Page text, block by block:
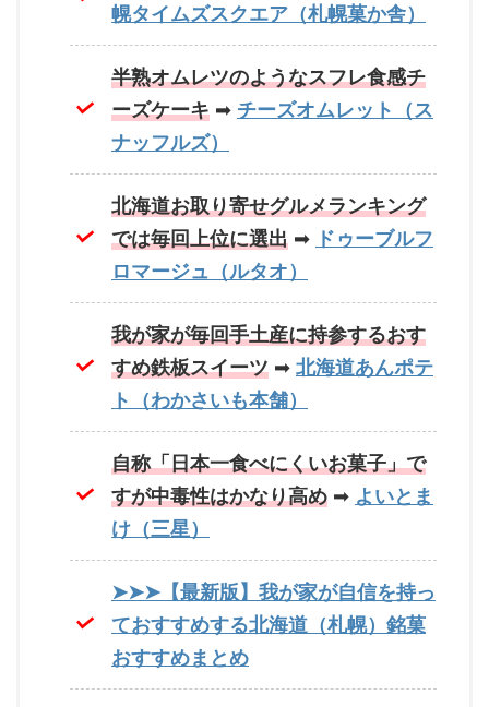
幌タイムズスクエア（札幌菓か舎）
半熟オムレツのようなスフレ食感チ
ーズケーキ ➡ チーズオムレット（ス
ナッフルズ）
北海道お取り寄せグルメランキング
では毎回上位に選出 ➡ ドゥーブルフ
ロマージュ（ルタオ）
我が家が毎回手土産に持参するおす
すめ鉄板スイーツ ➡ 北海道あんポテ
ト（わかさいも本舗）
自称「日本一食べにくいお菓子」で
すが中毒性はかなり高め ➡ よいとま
け（三星）
➤➤➤【最新版】我が家が自信を持っ
ておすすめする北海道（札幌）銘菓
おすすめまとめ